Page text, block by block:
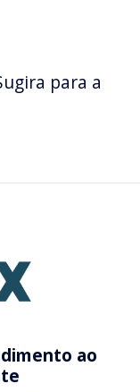
para a
ao